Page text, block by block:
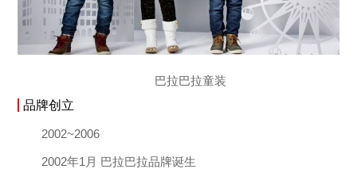
巴拉巴拉童装
品牌创立
2002~2006
2002年1月 巴拉巴拉品牌诞生